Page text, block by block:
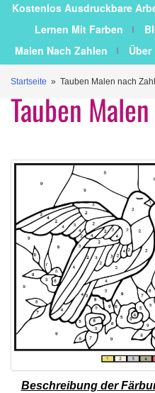
Kostenlos Ausdruckbare
Lernen Mit Farben
Malen Nach Zahlen
Über
Startseite » Tauben Malen nach
Tauben
Beschreibung der